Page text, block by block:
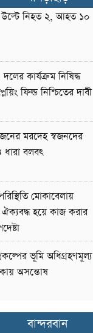
উল্টে নিহত ২, আহত ১০
কার্যক্রম নিষিদ্ধ
ফিল্ড নিশ্চিতের দাবী
মরদেহ স্বজনদের
ধারা বলবৎ
মোকাবেলায়
ঐক্যবদ্ধ হয়ে কাজ করার
ভূমি অধিগ্রহণমূল্য
অসন্তোষ
বান্দরবান